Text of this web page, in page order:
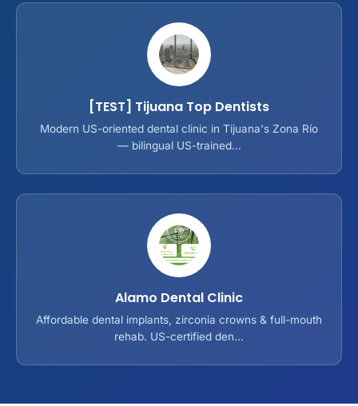
[TEST] Tijuana Top Dentists
Modern US-oriented dental clinic in Tijuana's Zona Río
— bilingual US-trained...
Alamo Dental Clinic
Affordable dental implants, zirconia crowns & full-mouth
rehab. US-certified den...